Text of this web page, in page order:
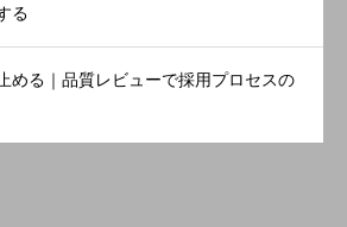
る
める｜品質レビューで採用プロセスの